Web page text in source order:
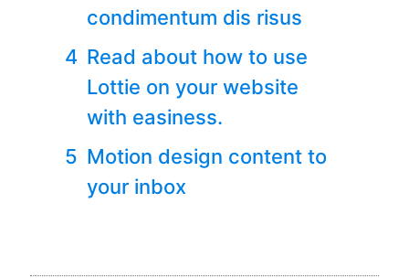
condimentum dis risus
Read about how to use
Lottie on your website
with easiness.
Motion design content to
your inbox